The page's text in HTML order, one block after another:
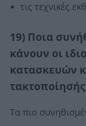
τις τεχνικές
19) Ποια
κάνουν οι
κατασκευών
Τα πιο